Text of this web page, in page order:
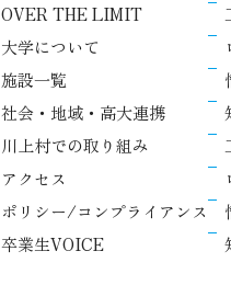
OVER THE LIMIT
大学について
施設一覧
社会・地域・高大連携
川上村での取り組み
アクセス
ポリシー/コンプライアンス
卒業生VOICE